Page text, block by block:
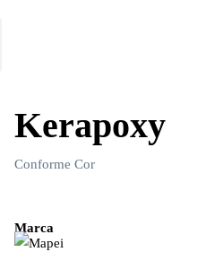
Kerapoxy
Conforme Cor
Marca